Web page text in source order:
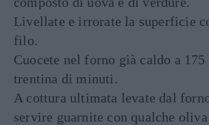
Livellate e irrorate la superficie
filo.
Cuocete nel forno già caldo a 175
trentina di minuti.
A cottura ultimata levate dal
servire guarnite con qualche